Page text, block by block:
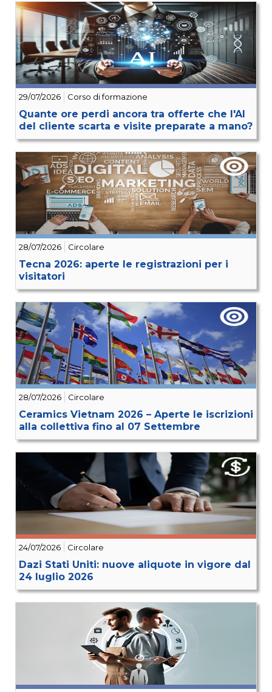
29/07/2026 Corso di formazione
Quante ore perdi ancora tra offerte che l'AI
del cliente scarta e visite preparate a mano?
28/07/2026 Circolare
Tecna 2026: aperte le registrazioni per i
visitatori
28/07/2026 Circolare
Ceramics Vietnam 2026 – Aperte le iscrizioni
alla collettiva fino al 07 Settembre
24/07/2026 Circolare
Dazi Stati Uniti: nuove aliquote in vigore dal
24 luglio 2026